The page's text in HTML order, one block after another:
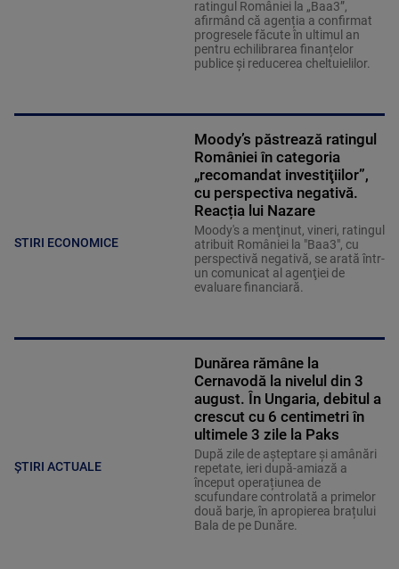
ratingul României la „Baa3”,
afirmând că agenția a confirmat
progresele făcute în ultimul an
pentru echilibrarea finanțelor
publice și reducerea cheltuielilor.
STIRI ECONOMICE
Moody’s păstrează ratingul
României în categoria
„recomandat investiţiilor”,
cu perspectiva negativă.
Reacția lui Nazare
Moody's a menţinut, vineri, ratingul
atribuit României la "Baa3", cu
perspectivă negativă, se arată într-
un comunicat al agenţiei de
evaluare financiară.
ȘTIRI ACTUALE
Dunărea rămâne la
Cernavodă la nivelul din 3
august. În Ungaria, debitul a
crescut cu 6 centimetri în
ultimele 3 zile la Paks
După zile de așteptare și amânări
repetate, ieri după-amiază a
început operațiunea de
scufundare controlată a primelor
două barje, în apropierea brațului
Bala de pe Dunăre.